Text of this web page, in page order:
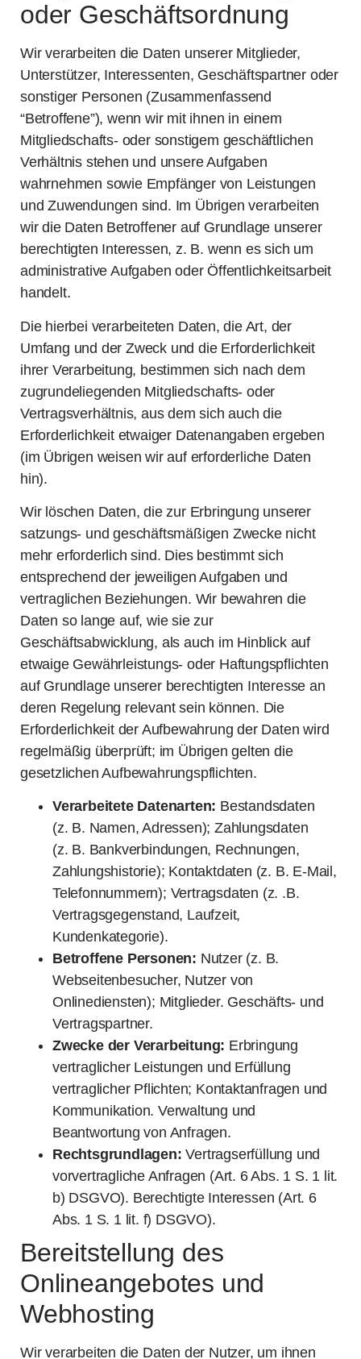
oder Geschäftsordnung
Wir verarbeiten die Daten unserer Mitglieder,
Unterstützer, Interessenten, Geschäftspartner oder
sonstiger Personen (Zusammenfassend
“Betroffene”), wenn wir mit ihnen in einem
Mitgliedschafts- oder sonstigem geschäftlichen
Verhältnis stehen und unsere Aufgaben
wahrnehmen sowie Empfänger von Leistungen
und Zuwendungen sind. Im Übrigen verarbeiten
wir die Daten Betroffener auf Grundlage unserer
berechtigten Interessen, z. B. wenn es sich um
administrative Aufgaben oder Öffentlichkeitsarbeit
handelt.
Die hierbei verarbeiteten Daten, die Art, der
Umfang und der Zweck und die Erforderlichkeit
ihrer Verarbeitung, bestimmen sich nach dem
zugrundeliegenden Mitgliedschafts- oder
Vertragsverhältnis, aus dem sich auch die
Erforderlichkeit etwaiger Datenangaben ergeben
(im Übrigen weisen wir auf erforderliche Daten
hin).
Wir löschen Daten, die zur Erbringung unserer
satzungs- und geschäftsmäßigen Zwecke nicht
mehr erforderlich sind. Dies bestimmt sich
entsprechend der jeweiligen Aufgaben und
vertraglichen Beziehungen. Wir bewahren die
Daten so lange auf, wie sie zur
Geschäftsabwicklung, als auch im Hinblick auf
etwaige Gewährleistungs- oder Haftungspflichten
auf Grundlage unserer berechtigten Interesse an
deren Regelung relevant sein können. Die
Erforderlichkeit der Aufbewahrung der Daten wird
regelmäßig überprüft; im Übrigen gelten die
gesetzlichen Aufbewahrungspflichten.
Verarbeitete Datenarten: Bestandsdaten
(z. B. Namen, Adressen); Zahlungsdaten
(z. B. Bankverbindungen, Rechnungen,
Zahlungshistorie); Kontaktdaten (z. B. E-Mail,
Telefonnummern); Vertragsdaten (z. .B.
Vertragsgegenstand, Laufzeit,
Kundenkategorie).
Betroffene Personen: Nutzer (z. B.
Webseitenbesucher, Nutzer von
Onlinediensten); Mitglieder. Geschäfts- und
Vertragspartner.
Zwecke der Verarbeitung: Erbringung
vertraglicher Leistungen und Erfüllung
vertraglicher Pflichten; Kontaktanfragen und
Kommunikation. Verwaltung und
Beantwortung von Anfragen.
Rechtsgrundlagen: Vertragserfüllung und
vorvertragliche Anfragen (Art. 6 Abs. 1 S. 1 lit.
b) DSGVO). Berechtigte Interessen (Art. 6
Abs. 1 S. 1 lit. f) DSGVO).
Bereitstellung des
Onlineangebotes und
Webhosting
Wir verarbeiten die Daten der Nutzer, um ihnen